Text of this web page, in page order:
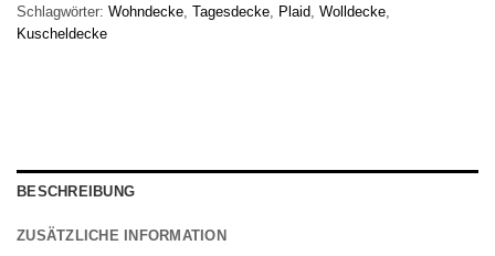
Schlagwörter: Wohndecke, Tagesdecke, Plaid, Wolldecke,
Kuscheldecke
BESCHREIBUNG
ZUSÄTZLICHE INFORMATION